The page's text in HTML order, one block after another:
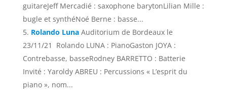
guitareJeff Mercadié : saxophone barytonLilian Mille :
bugle et synthéNoé Berne : basse...
Rolando Luna Auditorium de Bordeaux le
23/11/21 Rolando LUNA : PianoGaston JOYA :
Contrebasse, basseRodney BARRETTO : Batterie
Invité : Yaroldy ABREU : Percussions « L’esprit du
piano », nom...